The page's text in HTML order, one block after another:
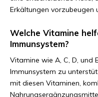
Erkältungen vorzubeugen
Welche Vitamine
Immunsystem?
Vitamine wie A, C, D, und
Immunsystem zu
mit diesen Vitaminen,